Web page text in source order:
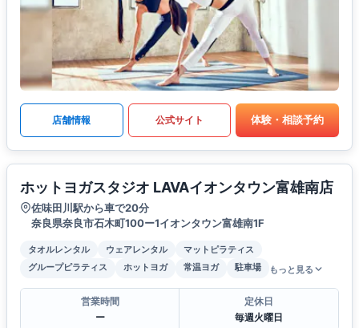
店舗情報 公式サイト 体験・相談予約
ホットヨガスタジオ LAVAイオンタウン富雄南店
佐味田川駅から車で20分
奈良県奈良市石木町100ー1イオンタウン富雄南1F
タオルレンタル ウェアレンタル
マットピラティス
グループピラティス
ホットヨガ 常温ヨガ 駐車場 もっと見る
営業時間
ー
定休日
毎週火曜日